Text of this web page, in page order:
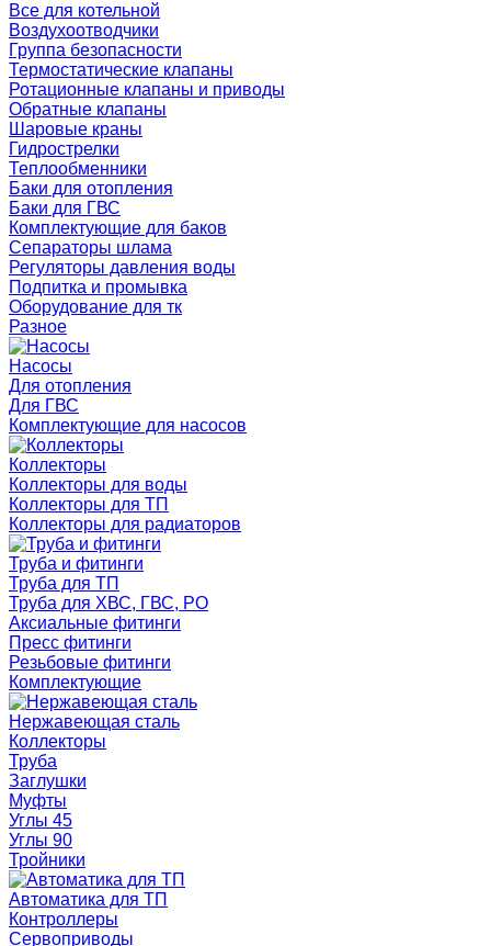
Все для котельной
Воздухоотводчики
Группа безопасности
Термостатические клапаны
Ротационные клапаны и приводы
Обратные клапаны
Шаровые краны
Гидрострелки
Теплообменники
Баки для отопления
Баки для ГВС
Комплектующие для баков
Сепараторы шлама
Регуляторы давления воды
Подпитка и промывка
Оборудование для тк
Разное
Насосы
Для отопления
Для ГВС
Комплектующие для насосов
Коллекторы
Коллекторы для воды
Коллекторы для ТП
Коллекторы для радиаторов
Труба и фитинги
Труба для ТП
Труба для ХВС, ГВС, РО
Аксиальные фитинги
Пресс фитинги
Резьбовые фитинги
Комплектующие
Нержавеющая сталь
Коллекторы
Труба
Заглушки
Муфты
Углы 45
Углы 90
Тройники
Автоматика для ТП
Контроллеры
Сервоприводы